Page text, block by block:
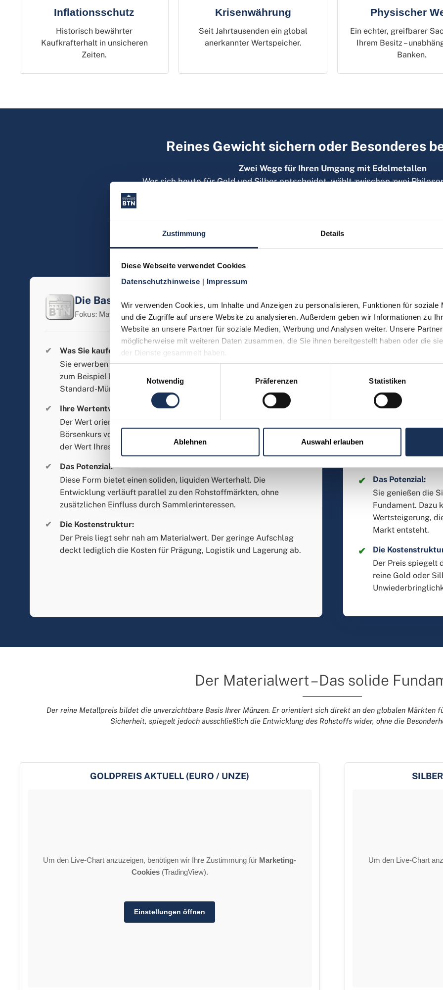
Zustimmung Details
Diese Webseite verwendet Cookies
Datenschutzhinweise | Impressum
Wir verwenden Cookies, um Inhalte und Anzeigen zu personalisieren, Funktionen für soziale
und die Zugriffe auf unsere Website zu analysieren. Außerdem geben wir Informationen zu
Website an unsere Partner für soziale Medien, Werbung und Analysen weiter. Unsere
möglicherweise mit weiteren Daten zusammen, die Sie ihnen bereitgestellt haben oder die
der Dienste gesammelt haben.
Notwendig
Präferenzen Statistiken
Ablehnen Auswahl erlauben
Inflationsschutz
Historisch bewährter
Kaufkrafterhalt in unsicheren
Zeiten.
Krisenwährung
Seit Jahrtausenden ein global
anerkannter Wertspeicher.
Physischer
Ein echter, greifbarer
Ihrem Besitz –
Banken.
Reines Gewicht sichern oder Besonderes
Zwei Wege für Ihren Umgang mit Edelmetallen
Wer sich heute für Gold und Silber entscheidet, wählt zwischen zwei
bieten Ihnen die vertraute Sicherheit von Edelmetallen, setzen aber
Schwerpunkte. Möchten Sie sich rein am aktuellen Materialpreis
Möglichkeit, durch historische Seltenheit und kulturelle Bedeutung einen
über das reine Gewicht hinausgeht? Hier zeigen wir Ihnen den Unterschied
Material-Anlage und dem Sammeln numismatischer
Die Basis-Anlage
Fokus: Materialwert & Gewicht
Was Sie kaufen:
Sie erwerben physisches Edelmetall in seiner reinsten Form, wie
zum Beispiel klassische Barren oder international gehandelte
Standard-Münzen. Hier zählt vorrangig das Gewicht.
Ihre Wertentwicklung:
Der Wert orientiert sich fast ausschließlich 1:1 am aktuellen
Börsenkurs von Gold oder Silber. Steigt der Weltmarktpreis, steigt
der Wert Ihres Bestandes.
Das Potenzial:
Diese Form bietet einen soliden, liquiden Werterhalt. Die
Entwicklung verläuft parallel zu den Rohstoffmärkten, ohne
zusätzlichen Einfluss durch Sammlerinteressen.
Die Kostenstruktur:
Der Preis liegt sehr nah am Materialwert. Der geringe Aufschlag
deckt lediglich die Kosten für Prägung, Logistik und Lagerung ab.
Die
Fokus:
Sie entscheiden
historischer
strenge
Unikat.
Ihre
Numismatische
Materialpreis
und die Nicht-
Das Potenzial:
Sie genießen die
Fundament. Dazu
Wertsteigerung,
Markt entsteht.
Die
Der Preis spiegelt
reine Gold oder
Der Materialwert – Das solide
Der reine Metallpreis bildet die unverzichtbare Basis Ihrer Münzen. Er orientiert sich direkt an den globalen Märkten
Sicherheit, spiegelt jedoch ausschließlich die Entwicklung des Rohstoffs wider, ohne die
GOLDPREIS AKTUELL (EURO / UNZE)
Um den Live-Chart anzuzeigen, benötigen wir Ihre Zustimmung für Marketing-
Cookies(TradingView).
Einstellungen öffnen
Um den Live-Chart